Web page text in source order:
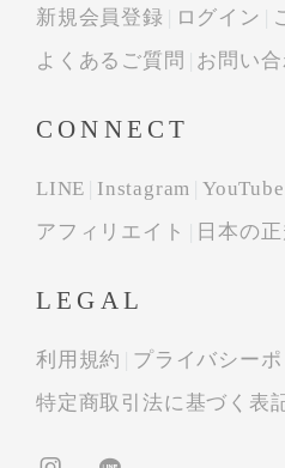
新規会員登録 ログイン
よくあるご質問
お問い
CONNECT
LINE Instagram YouTube
アフィリエイト
日本の
LEGAL
利用規約
プライバシー
特定商取引法に基づく表